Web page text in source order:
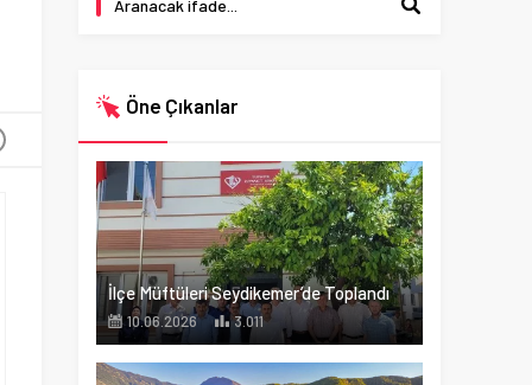
Öne Çıkanlar
İlçe Müftüleri Seydikemer’de Toplandı
10.06.2026 3.011